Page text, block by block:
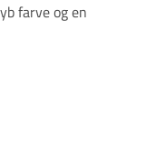
farve og en